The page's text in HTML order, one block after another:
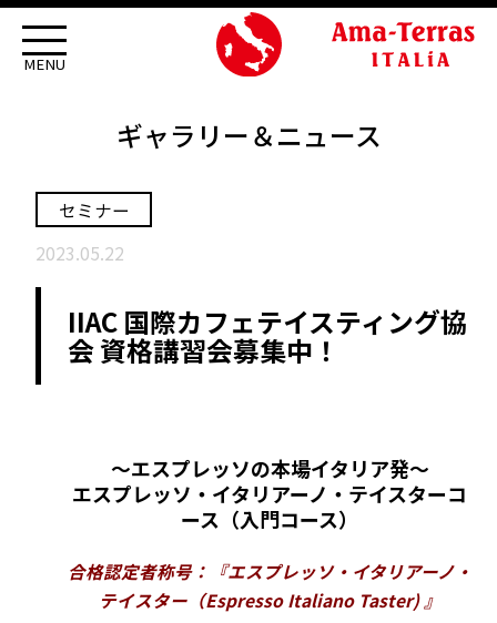
ギャラリー＆ニュース
セミナー
2023.05.22
IIAC 国際カフェテイスティング協
会 資格講習会募集中！
～エスプレッソの本場イタリア発～
エスプレッソ・イタリアーノ・テイスターコ
ース（入門コース）
合格認定者称号：『エスプレッソ・イタリアーノ・
テイスター（Espresso Italiano Taster) 』